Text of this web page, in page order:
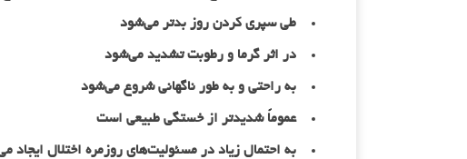
طی سپری کردن روز بدتر می‌شود
در اثر گرما و رطوبت تشدید می‌شود
به راحتی و به طور ناگهانی شروع می‌شود
عموماً شدیدتر از خستگی طبیعی است
به احتمال زیاد در مسئولیت‌های روزمره اختلال ایجاد